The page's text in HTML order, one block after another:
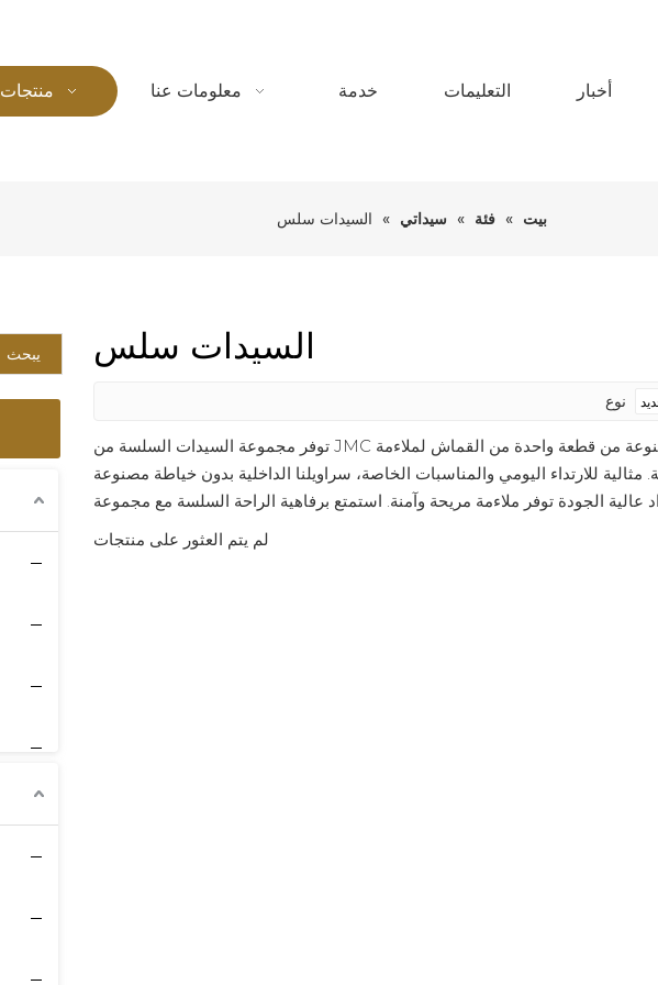
منتجات معلومات عنا خدمة التعليمات أخبار
بيت » فئة » سيداتي » السيدات سلس
يبحث السيدات سلس
توفر مجموعة السيدات السلسة من JMC تكاملاً سلسًا بين الراحة والأناقة. هذه السراويل الداخلية مصنوعة من قطعة واحدة من القماش لملاءمة
للارتداء اليومي والمناسبات الخاصة، سراويلنا الداخلية بدون خياطة مصنوعة
لم يتم العثور على منتجات